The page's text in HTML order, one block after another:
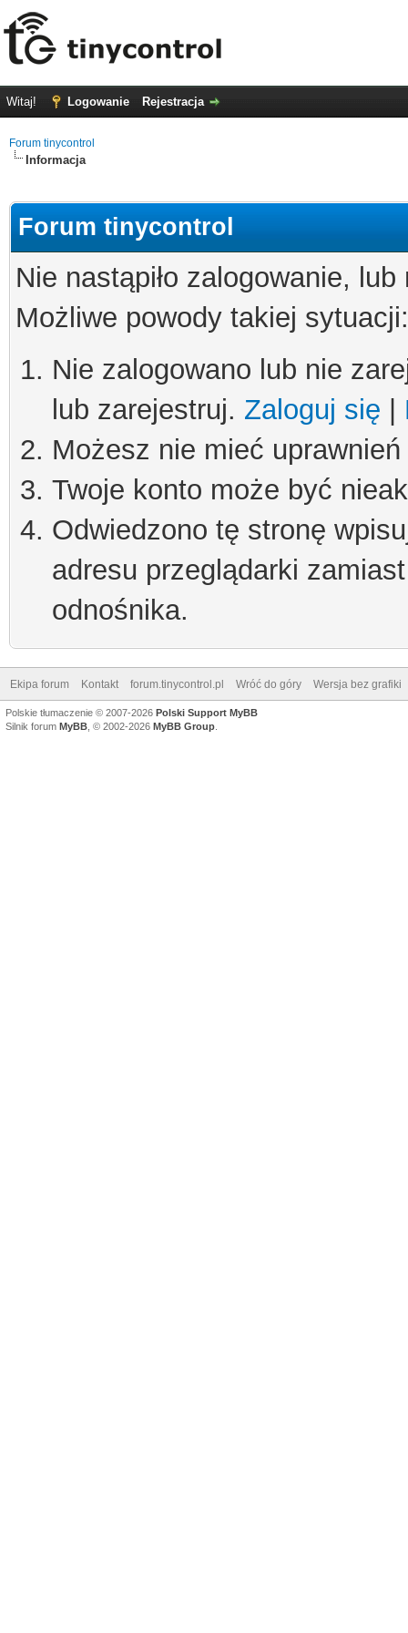
Witaj! Logowanie Rejestracja
Forum tinycontrol
Informacja
Forum tinycontrol
Nie nastąpiło zalogowanie,
Możliwe powody takiej sytuacji:
Nie zalogowano lub nie
lub zarejestruj. Zaloguj się
Możesz nie mieć
Twoje konto może być
Odwiedzono tę stronę
adresu przeglądarki
odnośnika.
Ekipa forum Kontakt forum.tinycontrol.pl Wróć do góry Wersja bez grafiki
Polskie tłumaczenie © 2007-2026 Polski Support MyBB
Silnik forum MyBB , © 2002-2026 MyBB Group